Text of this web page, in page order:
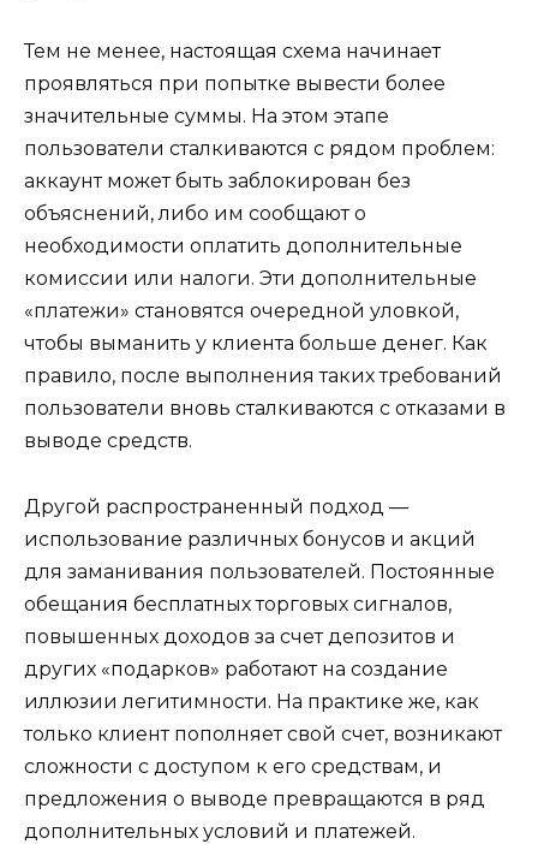
Тем не менее, настоящая схема начинает
проявляться при попытке вывести более
значительные суммы. На этом этапе
пользователи сталкиваются с рядом проблем:
аккаунт может быть заблокирован без
объяснений, либо им сообщают о
необходимости оплатить дополнительные
комиссии или налоги. Эти дополнительные
«платежи» становятся очередной уловкой,
чтобы выманить у клиента больше денег. Как
правило, после выполнения таких требований
пользователи вновь сталкиваются с отказами в
выводе средств.
Другой распространенный подход —
использование различных бонусов и акций
для заманивания пользователей. Постоянные
обещания бесплатных торговых сигналов,
повышенных доходов за счет депозитов и
других «подарков» работают на создание
иллюзии легитимности. На практике же, как
только клиент пополняет свой счет, возникают
сложности с доступом к его средствам, и
предложения о выводе превращаются в ряд
дополнительных условий и платежей.